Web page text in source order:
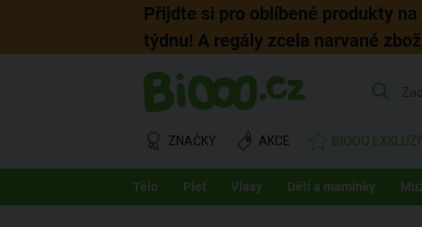
Přijdte si pro oblíbené produkty
týdnu! A regály zcela narvané
ZNAČKY AKCE BIOOO
Tělo Pleť Vlasy Děti a maminky